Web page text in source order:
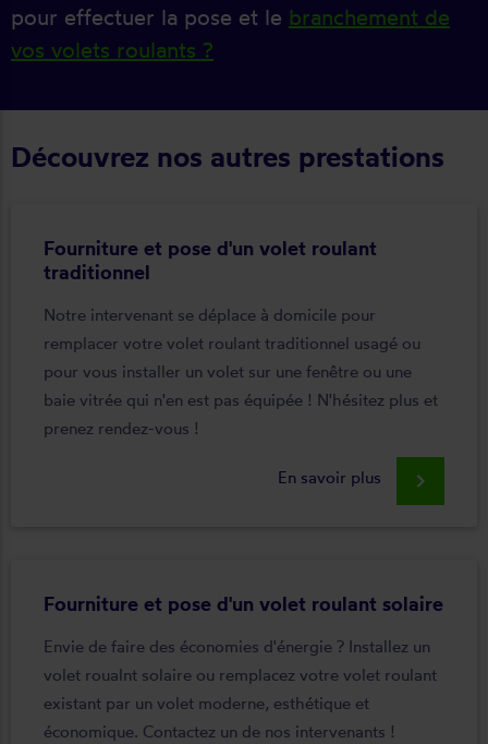
pour effectuer la pose et le branchement de
vos volets roulants ?
Découvrez nos autres prestations
Fourniture et pose d'un volet roulant
traditionnel
Notre intervenant se déplace à domicile pour
remplacer votre volet roulant traditionnel usagé ou
pour vous installer un volet sur une fenêtre ou une
baie vitrée qui n'en est pas équipée ! N'hésitez plus et
prenez rendez-vous !
En savoir plus keyboard_arrow_right
Fourniture et pose d'un volet roulant solaire
Envie de faire des économies d'énergie ? Installez un
volet roualnt solaire ou remplacez votre volet roulant
existant par un volet moderne, esthétique et
économique. Contactez un de nos intervenants !